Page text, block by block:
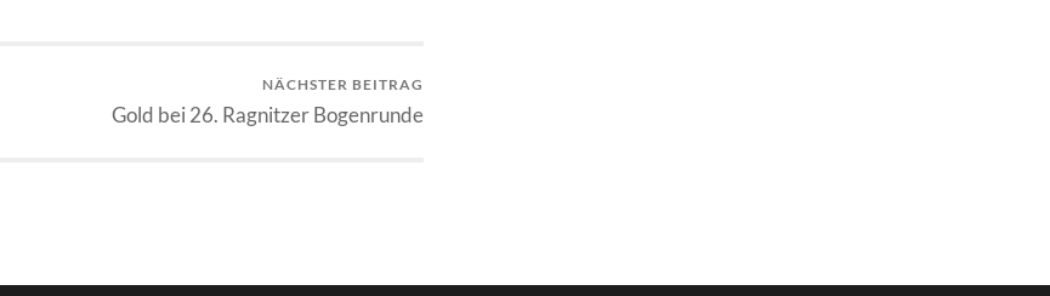
NÄCHSTER BEITRAG
Gold bei 26. Ragnitzer Bogenrunde